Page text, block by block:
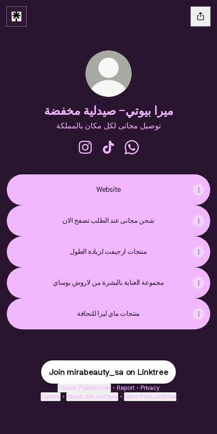
ميرا بيوتي- صيدلية مخفضة
توصيل مجانى لكل مكان بالمملكة
Website
شحن مجانى عند الطلب تصفح الان
منتجات ارجيفت لزيادة الطول
مجموعة العناية بالبشرة من لاروش بوساي
منتجات ماي ليزا للنحافة
Join mirabeauty_sa on Linktree
Cookie Preferences • Report • Privacy
Explore • About this account • More from Linktree